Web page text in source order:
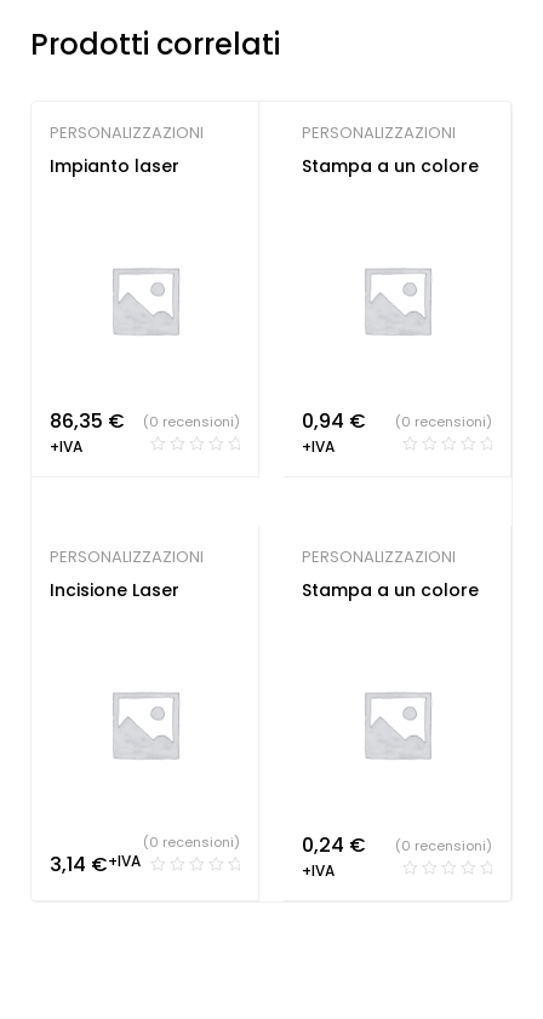
Prodotti correlati
PERSONALIZZAZIONI
Impianto laser
86,35 €
+IVA
(0 recensioni)
PERSONALIZZAZIONI
Stampa a un colore
0,94 €
+IVA
(0 recensioni)
PERSONALIZZAZIONI
Incisione Laser
3,14 €+IVA
(0 recensioni)
PERSONALIZZAZIONI
Stampa a un colore
0,24 €
+IVA
(0 recensioni)